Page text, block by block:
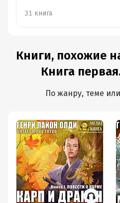
31 книга
Книги, похожие
Книга
По жанру, теме